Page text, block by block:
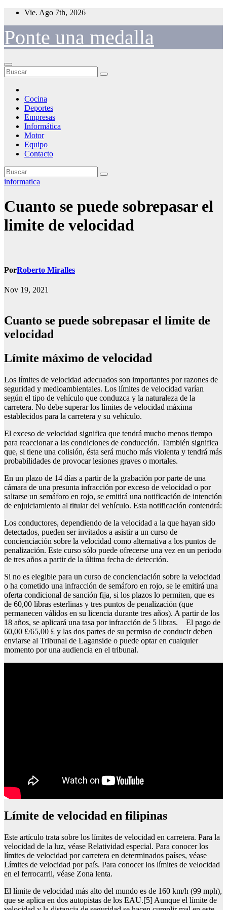
Saltar
contenido
Vie. Ago 7th, 2026
Ponte una medalla
Cocina
Deportes
Empresas
Informática
Motor
Equipo
Contacto
informatica
Cuanto se puede sobrepasar el
limite de velocidad
PorRoberto Miralles
Nov 19, 2021
Cuanto se puede sobrepasar el limite de
velocidad
límite máximo de velocidad
Los límites de velocidad adecuados son importantes por razones de
seguridad y medioambientales. Los límites de velocidad varían
según el tipo de vehículo que conduzca y la naturaleza de la
carretera. No debe superar los límites de velocidad máxima
establecidos para la carretera y su vehículo.
El exceso de velocidad significa que tendrá mucho menos tiempo
para reaccionar a las condiciones de conducción. También significa
que, si tiene una colisión, ésta será mucho más violenta y tendrá más
probabilidades de provocar lesiones graves o mortales.
En un plazo de 14 días a partir de la grabación por parte de una
cámara de una presunta infracción por exceso de velocidad o por
saltarse un semáforo en rojo, se emitirá una notificación de intención
de enjuiciamiento al titular del vehículo. Esta notificación contendrá:
Los conductores, dependiendo de la velocidad a la que hayan sido
detectados, pueden ser invitados a asistir a un curso de
concienciación sobre la velocidad como alternativa a los puntos de
penalización. Este curso sólo puede ofrecerse una vez en un periodo
de tres años a partir de la última fecha de detección.
Si no es elegible para un curso de concienciación sobre la velocidad
o ha cometido una infracción de semáforo en rojo, se le emitirá una
oferta condicional de sanción fija, si los plazos lo permiten, que es
de 60,00 libras esterlinas y tres puntos de penalización (que
permanecen válidos en su licencia durante tres años). A partir de los
18 años, se aplicará una tasa por infracción de 5 libras. El pago de
60,00 £/65,00 £ y las dos partes de su permiso de conducir deben
enviarse al Tribunal de Laganside o puede optar en cualquier
momento por una audiencia en el tribunal.
límite de velocidad en filipinas
Este artículo trata sobre los límites de velocidad en carretera. Para la
velocidad de la luz, véase Relatividad especial. Para conocer los
límites de velocidad por carretera en determinados países, véase
Límites de velocidad por país. Para conocer los límites de velocidad
en el ferrocarril, véase Zona lenta.
El límite de velocidad más alto del mundo es de 160 km/h (99 mph),
que se aplica en dos autopistas de los EAU.[5] Aunque el límite de